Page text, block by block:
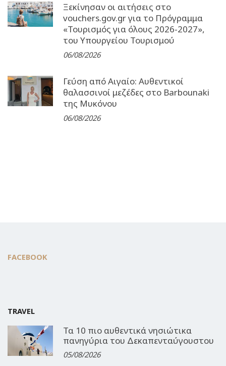
Ξεκίνησαν οι αιτήσεις στο
vouchers.gov.gr για το Πρόγραμμα
«Τουρισμός για όλους 2026-2027»,
του Υπουργείου Τουρισμού
06/08/2026
Γεύση από Αιγαίο: Αυθεντικοί
θαλασσινοί μεζέδες στο Barbounaki
της Μυκόνου
06/08/2026
FACEBOOK
TRAVEL
Τα 10 πιο αυθεντικά νησιώτικα
πανηγύρια του Δεκαπενταύγουστου
05/08/2026